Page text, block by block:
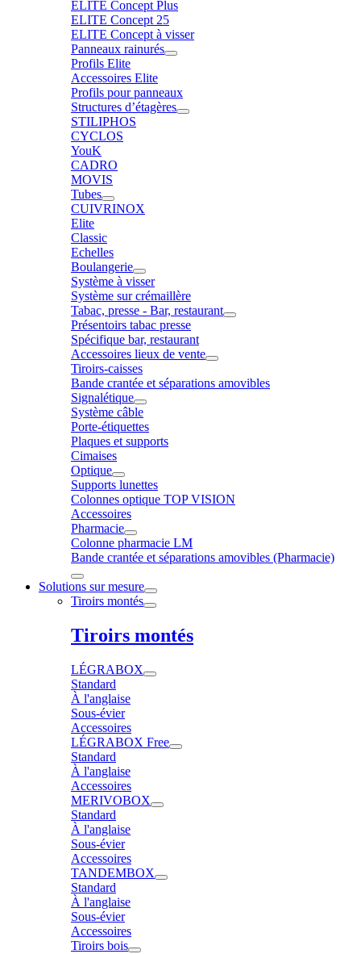
ELITE Concept Plus
ELITE Concept 25
ELITE Concept à visser
Panneaux rainurés
Profils Elite
Accessoires Elite
Profils pour panneaux
Structures d’étagères
STILIPHOS
CYCLOS
YouK
CADRO
MOVIS
Tubes
CUIVRINOX
Elite
Classic
Echelles
Boulangerie
Système à visser
Système sur crémaillère
Tabac, presse - Bar, restaurant
Présentoirs tabac presse
Spécifique bar, restaurant
Accessoires lieux de vente
Tiroirs-caisses
Bande crantée et séparations amovibles
Signalétique
Système câble
Porte-étiquettes
Plaques et supports
Cimaises
Optique
Supports lunettes
Colonnes optique TOP VISION
Accessoires
Pharmacie
Colonne pharmacie LM
Bande crantée et séparations amovibles (Pharmacie)
Solutions sur mesure
Tiroirs montés
Tiroirs montés
LÉGRABOX
Standard
À l'anglaise
Sous-évier
Accessoires
LÉGRABOX Free
Standard
À l'anglaise
Accessoires
MERIVOBOX
Standard
À l'anglaise
Sous-évier
Accessoires
TANDEMBOX
Standard
À l'anglaise
Sous-évier
Accessoires
Tiroirs bois